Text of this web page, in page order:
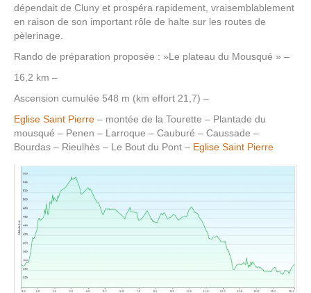
dépendait de Cluny et prospéra rapidement, vraisemblablement
en raison de son important rôle de halte sur les routes de
pèlerinage.
Rando de préparation proposée : »Le plateau du Mousqué » –
16,2 km –
Ascension cumulée 548 m (km effort 21,7) –
Eglise Saint Pierre – montée de la Tourette – Plantade du
mousqué – Penen – Larroque – Cauburé – Caussade –
Bourdas – Rieulhès – Le Bout du Pont – Eglise Saint Pierre